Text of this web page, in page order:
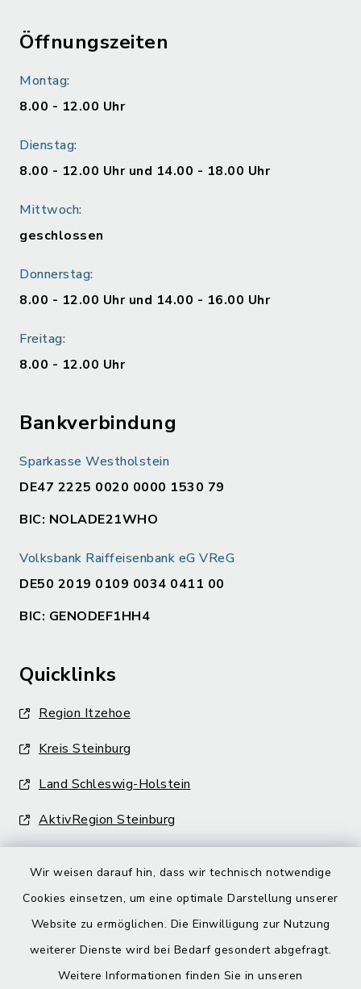
Wir weisen darauf hin, dass wir technisch notwendige
Cookies einsetzen, um eine optimale Darstellung unserer
Website zu ermöglichen. Die Einwilligung zur Nutzung
weiterer Dienste wird bei Bedarf gesondert abgefragt.
Weitere Informationen finden Sie in unseren
Öffnungszeiten
Montag:
8.00 - 12.00 Uhr
Dienstag:
8.00 - 12.00 Uhr und 14.00 - 18.00 Uhr
Mittwoch:
geschlossen
Donnerstag:
8.00 - 12.00 Uhr und 14.00 - 16.00 Uhr
Freitag:
8.00 - 12.00 Uhr
Bankverbindung
Sparkasse Westholstein
DE47 2225 0020 0000 1530 79
BIC: NOLADE21WHO
Volksbank Raiffeisenbank eG VReG
DE50 2019 0109 0034 0411 00
BIC: GENODEF1HH4
Quicklinks
Region Itzehoe
Kreis Steinburg
Land Schleswig-Holstein
AktivRegion Steinburg
Barrierefreiheit